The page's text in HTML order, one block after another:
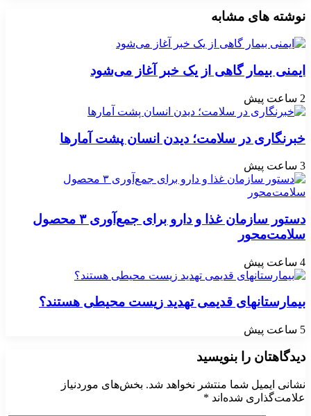
نوشته های مشابه
ایمنی بیمار گاهی از یک خبر آغاز می‌شود
2 ساعت پیش
خبرنگاری در سلامت؛ دیدن انسان پشت آمارها
3 ساعت پیش
دستور سازمان غذا و دارو برای جمع‌آوری ۳ محصول
سلامت‌محور
4 ساعت پیش
بیمارستانهای قدیمی تهدید زیست محیطی هستند؟
5 ساعت پیش
دیدگاهتان را بنویسید
نشانی ایمیل شما منتشر نخواهد شد. بخش‌های موردنیاز
علامت‌گذاری شده‌اند *